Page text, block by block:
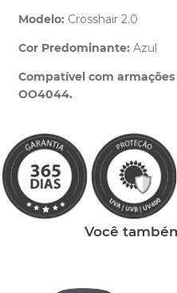
Modelo: Crosshair 2.0
Cor Predominante: Azul
Compatível com
OO4044.
Você